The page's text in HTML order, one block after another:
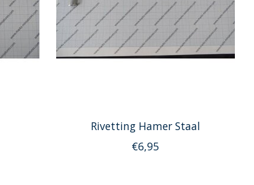
Rivetting Hamer Staal
€6,95